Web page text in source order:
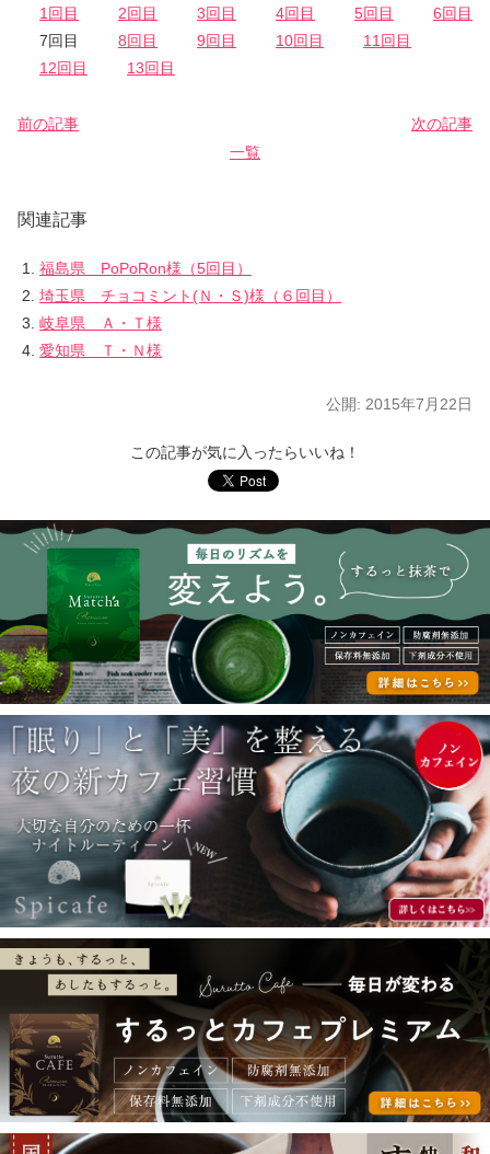
1回目 2回目 3回目 4回目 5回目
6回目
7回目
8回目 9回目 10回目
11回目
12回目
13回目
前の記事
次の記事
一覧
関連記事
福島県 PoPoRon様（5回目）
埼玉県 チョコミント(Ｎ・Ｓ)様（６回目）
岐阜県 Ａ・Ｔ様
愛知県 Ｔ・Ｎ様
公開: 2015年7月22日